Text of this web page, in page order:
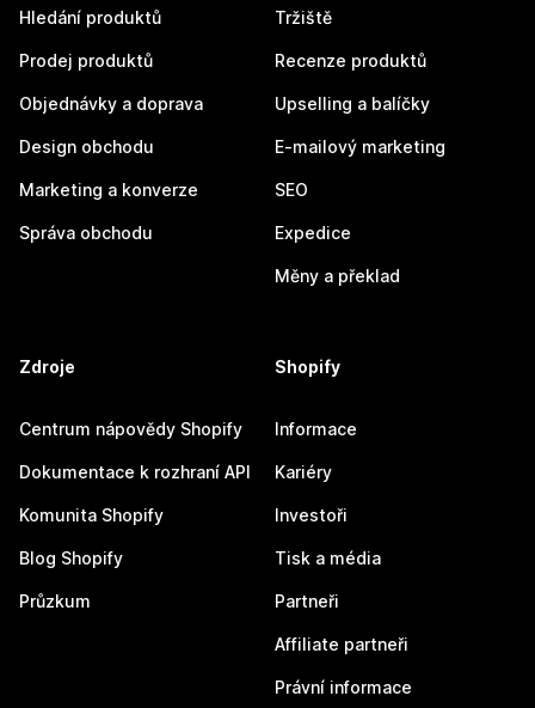
Hledání produktů
Prodej produktů
Objednávky a doprava
Design obchodu
Marketing a konverze
Správa obchodu
Tržiště
Recenze produktů
Upselling a balíčky
E-mailový marketing
SEO
Expedice
Měny a překlad
Zdroje
Centrum nápovědy Shopify
Dokumentace k rozhraní API
Komunita Shopify
Blog Shopify
Průzkum
Shopify
Informace
Kariéry
Investoři
Tisk a média
Partneři
Affiliate partneři
Právní informace